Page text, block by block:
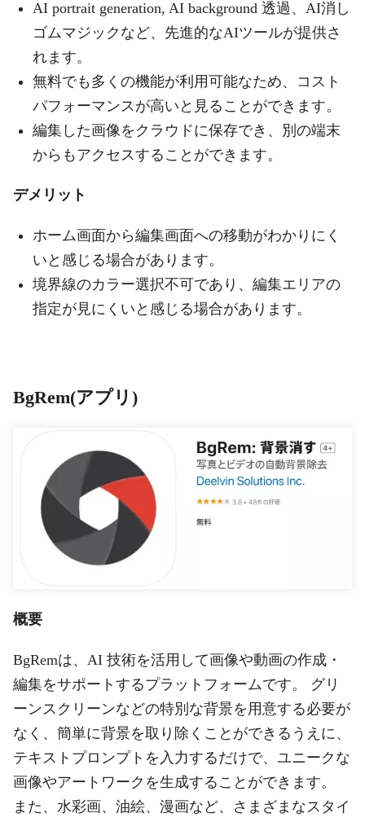
AI portrait generation, AI background 透過、AI消し
ゴムマジックなど、先進的なAIツールが提供さ
れます。
無料でも多くの機能が利用可能なため、コスト
パフォーマンスが高いと見ることができます。
編集した画像をクラウドに保存でき、別の端末
からもアクセスすることができます。
デメリット
ホーム画面から編集画面への移動がわかりにく
いと感じる場合があります。
境界線のカラー選択不可であり、編集エリアの
指定が見にくいと感じる場合があります。
BgRem(アプリ)
概要
BgRemは、AI 技術を活用して画像や動画の作成・
編集をサポートするプラットフォームです。 グリ
ーンスクリーンなどの特別な背景を用意する必要が
なく、簡単に背景を取り除くことができるうえに、
テキストプロンプトを入力するだけで、ユニークな
画像やアートワークを生成することができます。
また、水彩画、油絵、漫画など、さまざまなスタイ